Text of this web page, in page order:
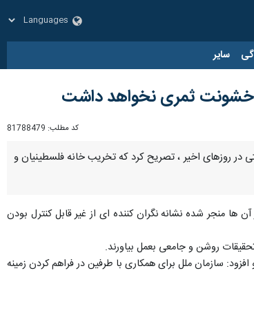
سایر
خشونت ثمری نخواهد داشت
کد مطلب: 81788479
در روزهای اخیر ، تصریح كرد كه تخریب خانه فلسطینیان و
منجر شده نشانه نگران كننده ای از غیر قابل كنترل بودن
روشن و جامعی بعمل بیاورند.
سازمان ملل برای همكاری با طرفین در فراهم كردن زمینه